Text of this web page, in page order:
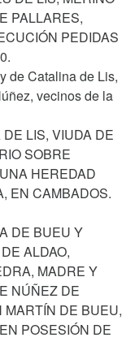
PALLARES,
PEDIDAS
de Catalina de Lis,
vecinos de la
LIS, VIUDA DE
SOBRE
HEREDAD
EN CAMBADOS.
DE BUEU Y
ALDAO,
MADRE Y
NÚÑEZ DE
MARTÍN DE BUEU,
POSESIÓN DE